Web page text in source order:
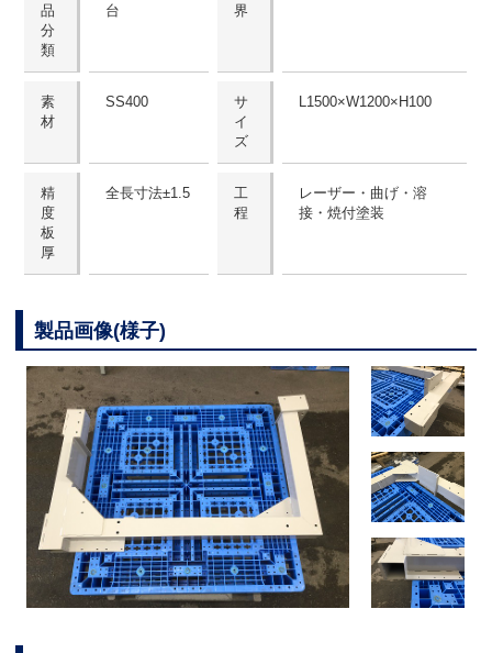
品
分
類
台
界
素
材
SS400
サ
イ
ズ
L1500×W1200×H100
精
度
板
厚
全長寸法±1.5
工
程
レーザー・曲げ・溶
接・焼付塗装
製品画像(様子)